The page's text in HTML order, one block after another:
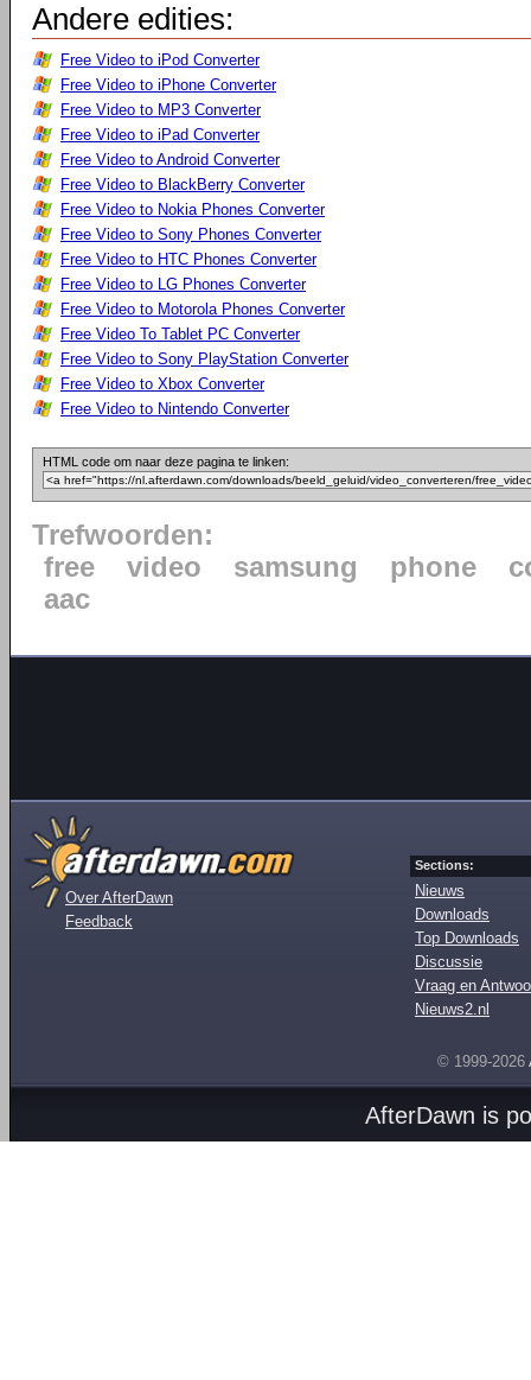
Andere edities:
Free Video to iPod Converter
Free Video to iPhone Converter
Free Video to MP3 Converter
Free Video to iPad Converter
Free Video to Android Converter
Free Video to BlackBerry Converter
Free Video to Nokia Phones Converter
Free Video to Sony Phones Converter
Free Video to HTC Phones Converter
Free Video to LG Phones Converter
Free Video to Motorola Phones Converter
Free Video To Tablet PC Converter
Free Video to Sony PlayStation Converter
Free Video to Xbox Converter
Free Video to Nintendo Converter
HTML code om naar deze pagina te linken:
Trefwoorden:
free
video samsung phone
aac
Over AfterDawn
Feedback
Sections:
Nieuws
Downloads
Top Downloads
Discussie
Vraag en
Nieuws2.nl
© 1999-2026
AfterDawn is